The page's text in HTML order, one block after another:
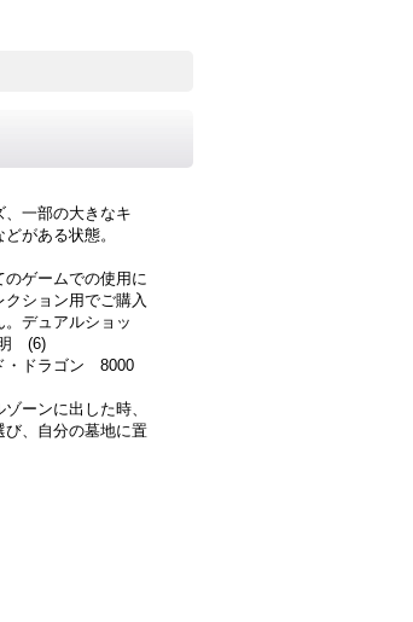
一部の大きなキ
がある状態。
ゲームでの使用に
ション用でご購入
デュアルショッ
(6)
・ドラゴン 8000
ーンに出した時、
び、自分の墓地に置